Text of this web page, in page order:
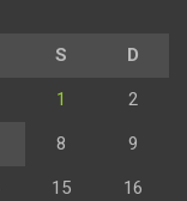
S D
1 2
8 9
15 16